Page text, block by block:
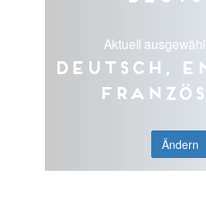
Aktuell
Deutsch,
Ändern